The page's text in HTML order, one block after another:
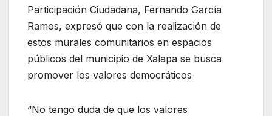
Participación Ciudadana, Fernando García
Ramos, expresó que con la realización de
estos murales comunitarios en espacios
públicos del municipio de Xalapa se busca
promover los valores democráticos
“No tengo duda de que los valores